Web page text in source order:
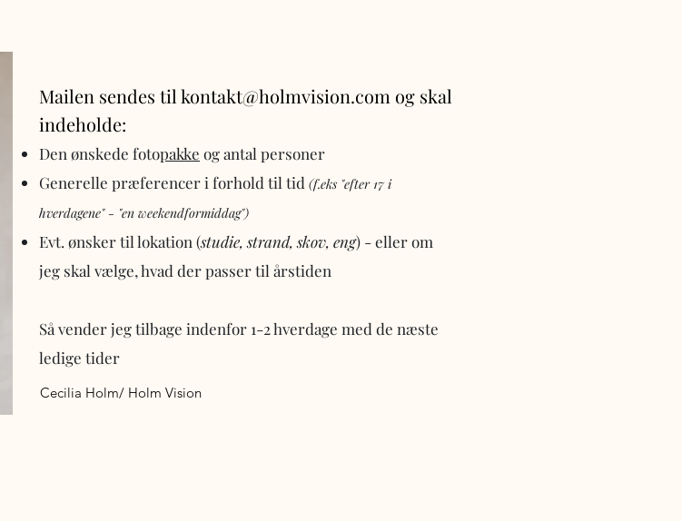
Mailen sendes til kontakt@holmvision.com og skal
indeholde:
Den ønskede fotopakke og antal personer
Generelle præferencer i forhold til tid (f.eks "efter 17 i
hverdagene" - "en weekendformiddag")
Evt. ønsker til lokation (studie, strand, skov, eng) - eller om
jeg skal vælge, hvad der passer til årstiden
Så vender jeg tilbage indenfor 1-2 hverdage med de næste
ledige tider
Cecilia Holm/ Holm Vision